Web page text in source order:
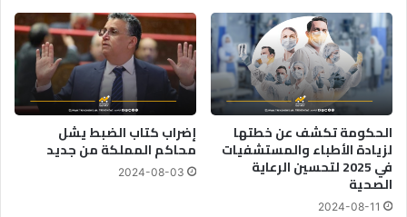
الحكومة تكشف عن خطتها
لزيادة الأطباء والمستشفيات
في 2025 لتحسين الرعاية
الصحية
2024-08-11
إضراب كتاب الضبط يشل
محاكم المملكة من جديد
2024-08-03